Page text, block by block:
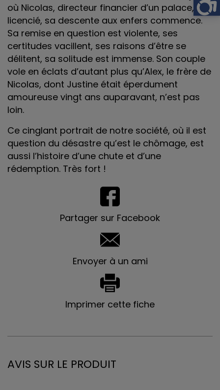
où Nicolas, directeur financier d’un palace, est
licencié, sa descente aux enfers commence.
Sa remise en question est violente, ses
certitudes vacillent, ses raisons d’être se
délitent, sa solitude est immense. Son couple
vole en éclats d’autant plus qu’Alex, le frère de
Nicolas, dont Justine était éperdument
amoureuse vingt ans auparavant, n’est pas
loin.
Ce cinglant portrait de notre société, où il est
question du désastre qu’est le chômage, est
aussi l’histoire d’une chute et d’une
rédemption. Très fort !
Partager sur Facebook
Envoyer à un ami
Imprimer cette fiche
AVIS SUR LE PRODUIT